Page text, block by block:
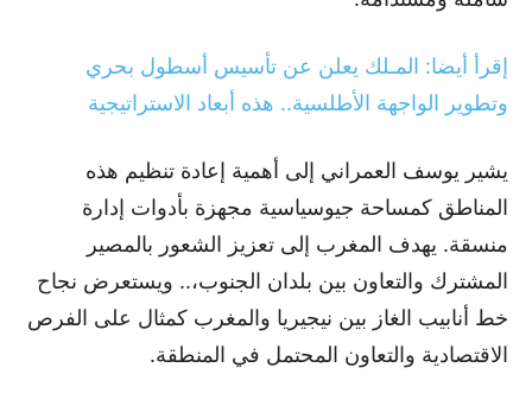
إقرأ أيضا: المـلك يعلن عن تأسيس أسطول بحري
وتطوير الواجهة الأطلسية.. هذه أبعاد الاستراتيجية
يشير يوسف العمراني إلى أهمية إعادة تنظيم هذه
المناطق كمساحة جيوسياسية مجهزة بأدوات إدارة
منسقة. يهدف المغرب إلى تعزيز الشعور بالمصير
المشترك والتعاون بين بلدان الجنوب،.. ويستعرض نجاح
خط أنابيب الغاز بين نيجيريا والمغرب كمثال على الفرص
الاقتصادية والتعاون المحتمل في المنطقة.